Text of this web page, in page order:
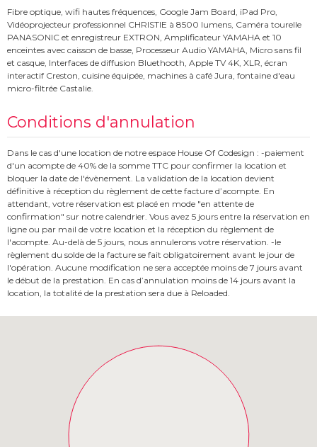
Fibre optique, wifi hautes fréquences, Google Jam Board, iPad Pro,
Vidéoprojecteur professionnel CHRISTIE à 8500 lumens, Caméra tourelle
PANASONIC et enregistreur EXTRON, Amplificateur YAMAHA et 10
enceintes avec caisson de basse, Processeur Audio YAMAHA, Micro sans fil
et casque, Interfaces de diffusion Bluethooth, Apple TV 4K, XLR, écran
interactif Creston, cuisine équipée, machines à café Jura, fontaine d'eau
micro-filtrée Castalie.
Conditions d'annulation
Dans le cas d'une location de notre espace House Of Codesign : -paiement
d'un acompte de 40% de la somme TTC pour confirmer la location et
bloquer la date de l'évènement. La validation de la location devient
définitive à réception du règlement de cette facture d’acompte. En
attendant, votre réservation est placé en mode "en attente de
confirmation" sur notre calendrier. Vous avez 5 jours entre la réservation en
ligne ou par mail de votre location et la réception du règlement de
l'acompte. Au-delà de 5 jours, nous annulerons votre réservation. -le
règlement du solde de la facture se fait obligatoirement avant le jour de
l'opération. Aucune modification ne sera acceptée moins de 7 jours avant
le début de la prestation. En cas d’annulation moins de 14 jours avant la
location, la totalité de la prestation sera due à Reloaded.